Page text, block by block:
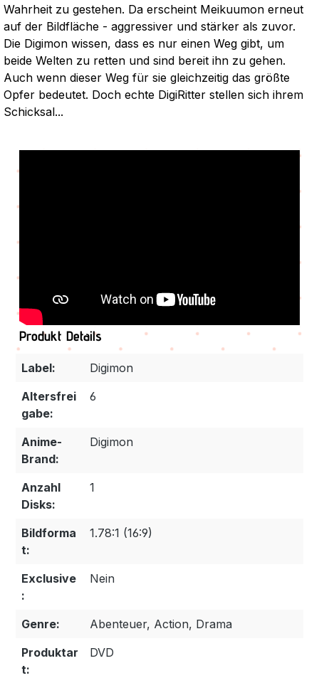
Wahrheit zu gestehen. Da erscheint Meikuumon erneut
auf der Bildfläche - aggressiver und stärker als zuvor.
Die Digimon wissen, dass es nur einen Weg gibt, um
beide Welten zu retten und sind bereit ihn zu gehen.
Auch wenn dieser Weg für sie gleichzeitig das größte
Opfer bedeutet. Doch echte DigiRitter stellen sich ihrem
Schicksal...
Produkt Details
Label:
Digimon
Altersfrei
gabe:
6
Anime-
Brand:
Digimon
Anzahl
Disks:
1
Bildforma
t:
1.78:1 (16:9)
Exclusive
:
Nein
Genre:
Abenteuer, Action, Drama
Produktar
t:
DVD